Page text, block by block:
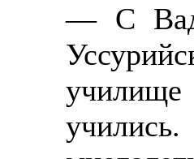
— С
училище